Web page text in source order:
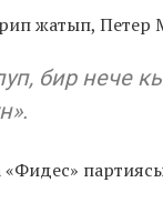
жатып,
бир нече